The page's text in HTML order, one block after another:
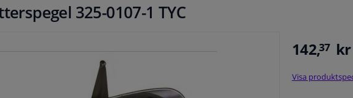
325-0107-1 TYC
142,37 kr
Visa